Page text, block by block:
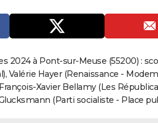
2024 à Pont-sur-Meuse (55200) :
Valérie Hayer (Renaissance -
Xavier Bellamy (Les
(Parti socialiste - Place